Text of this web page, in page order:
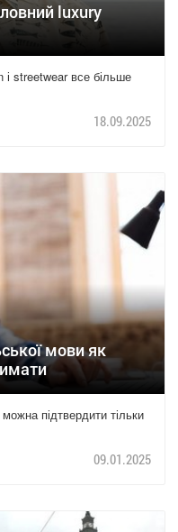
luxury
streetwear все більше
18.09.2025
мови як
підтвердити тільки
09.01.2025